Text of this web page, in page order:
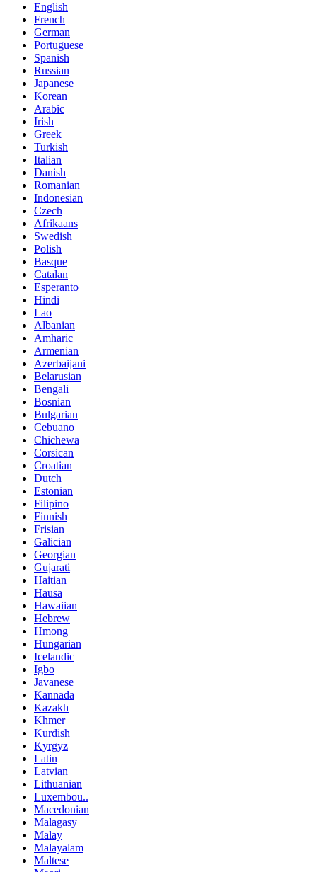
English
French
German
Portuguese
Spanish
Russian
Japanese
Korean
Arabic
Irish
Greek
Turkish
Italian
Danish
Romanian
Indonesian
Czech
Afrikaans
Swedish
Polish
Basque
Catalan
Esperanto
Hindi
Lao
Albanian
Amharic
Armenian
Azerbaijani
Belarusian
Bengali
Bosnian
Bulgarian
Cebuano
Chichewa
Corsican
Croatian
Dutch
Estonian
Filipino
Finnish
Frisian
Galician
Georgian
Gujarati
Haitian
Hausa
Hawaiian
Hebrew
Hmong
Hungarian
Icelandic
Igbo
Javanese
Kannada
Kazakh
Khmer
Kurdish
Kyrgyz
Latin
Latvian
Lithuanian
Luxembou..
Macedonian
Malagasy
Malay
Malayalam
Maltese